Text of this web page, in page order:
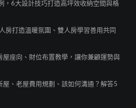
，6大設計技巧打造高坪效收納空間與格
房打造溫暖氛圍、雙人房學習善用共同
屋座向、財位布置教學，讓你兼顧運勢與
屋、老屋費用規劃、該如何溝通？解答5